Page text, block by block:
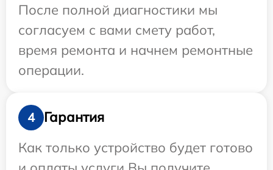
После полной диагностики мы
согласуем с вами смету работ,
время ремонта и начнем ремонтные
операции.
4
Гарантия
Как только устройство будет готово